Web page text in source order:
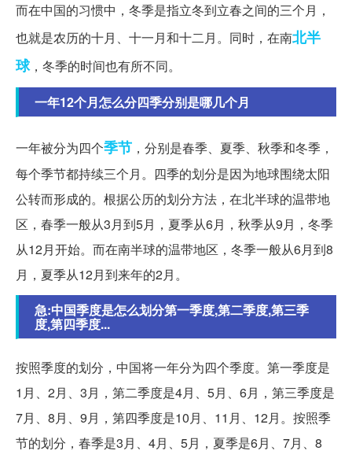
而在中国的习惯中，冬季是指立冬到立春之间的三个月，
也就是农历的十月、十一月和十二月。同时，在南北半
球，冬季的时间也有所不同。
一年12个月怎么分四季分别是哪几个月
一年被分为四个季节 ，分别是春季、夏季、秋季和冬季，
每个季节都持续三个月。四季的划分是因为地球围绕太阳
公转而形成的。根据公历的划分方法，在北半球的温带地
区，春季一般从3月到5月，夏季从6月，秋季从9月，冬季
从12月开始。而在南半球的温带地区，冬季一般从6月到8
月，夏季从12月到来年的2月。
急:中国季度是怎么划分第一季度,第二季度,第三季
度,第四季度...
按照季度的划分，中国将一年分为四个季度。第一季度是
1月、2月、3月，第二季度是4月、5月、6月，第三季度是
7月、8月、9月，第四季度是10月、11月、12月。按照季
节的划分，春季是3月、4月、5月，夏季是6月、7月、8